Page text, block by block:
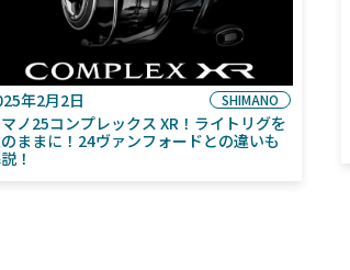
年2月2日 SHIMANO
ノ25コンプレックス XR！ライトリグを
ままに！24ヴァンフォードとの違いも
！